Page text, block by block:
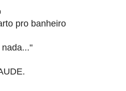
pro banheiro